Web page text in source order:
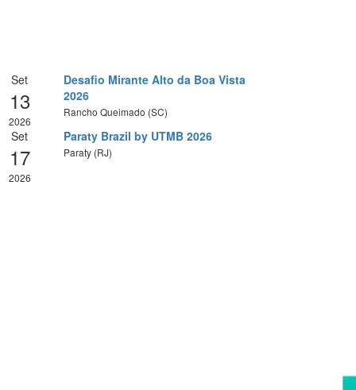
Set
13
2026
Desafio Mirante Alto da Boa Vista
2026
Rancho Queimado (SC)
Set
17
2026
Paraty Brazil by UTMB 2026
Paraty (RJ)